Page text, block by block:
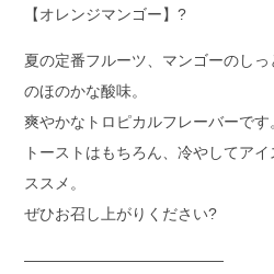
【オレンジマンゴー】?
夏の定番フルーツ、マンゴーのし
のほのかな酸味。
爽やかなトロピカルフレーバーです
トーストはもちろん、冷やしてア
ススメ。
ぜひお召し上がりください?
—————————————